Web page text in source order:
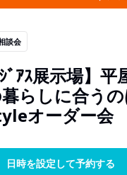
談会
ﾞｱｽ展示場】
らしに合う
オーダー会
日時を設定して予約する